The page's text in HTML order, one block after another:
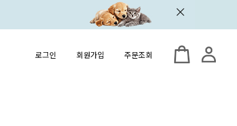
로그인 회원가입 주문조회